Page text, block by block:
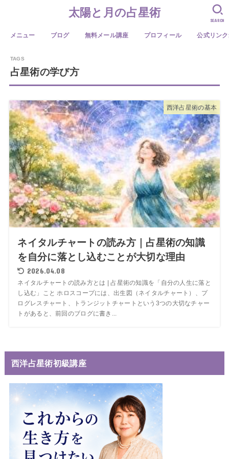
太陽と月の占星術
メニュー ブログ 無料メール講座 プロフィール 公式リン
SEARCH
占星術の学び方
西洋占星術の基本
ネイタルチャートの読み方｜占星術の知識
を自分に落とし込むことが大切な理由
2026.04.08
ネイタルチャートの読み方とは | 占星術の知識を「自分の人生に落と
し込む」こと ホロスコープには、出生図（ネイタルチャート）、プ
ログレスチャート、トランジットチャートという3つの大切なチャー
トがあると、前回のブログに書き...
西洋占星術初級講座